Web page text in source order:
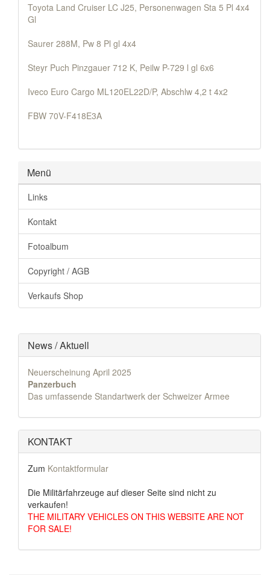
Toyota Land Cruiser LC J25, Personenwagen Sta 5 Pl 4x4
Gl
Saurer 288M, Pw 8 Pl gl 4x4
Steyr Puch Pinzgauer 712 K, Peilw P-729 l gl 6x6
Iveco Euro Cargo ML120EL22D/P, Abschlw 4,2 t 4x2
FBW 70V-F418E3A
Menü
Links
Kontakt
Fotoalbum
Copyright / AGB
Verkaufs Shop
News / Aktuell
Neuerscheinung April 2025
Panzerbuch
Das umfassende Standartwerk der Schweizer Armee
KONTAKT
Zum Kontaktformular
Die Militärfahrzeuge auf dieser Seite sind nicht zu
verkaufen!
THE MILITARY VEHICLES ON THIS WEBSITE ARE NOT
FOR SALE!